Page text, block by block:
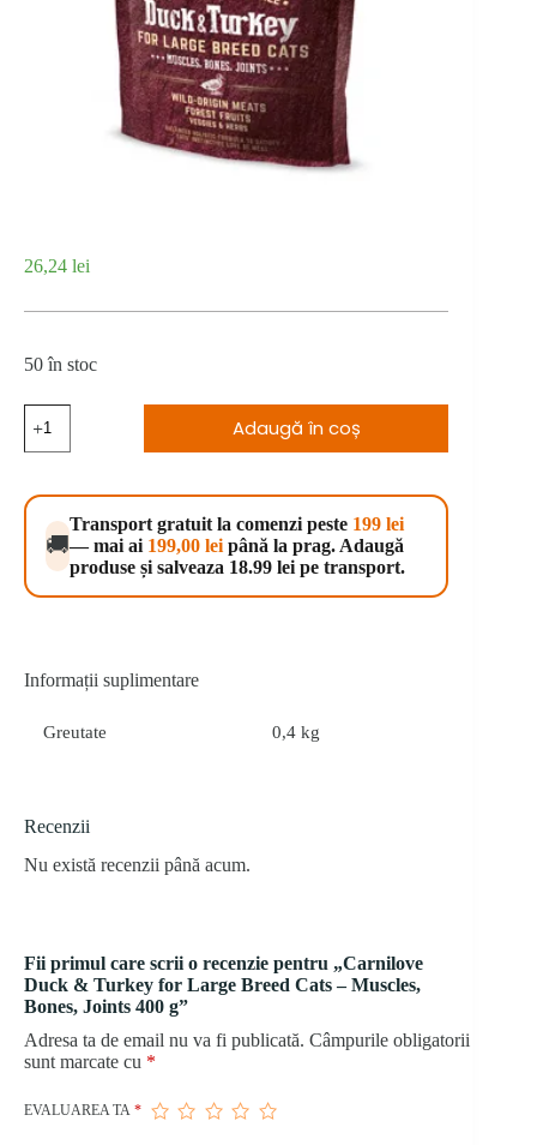
26,24 lei
50 în stoc
Carnilove
Duck
Turkey
for
Large
Breed
Cats
-
400
Adaugă în coș
🚚
Transport gratuit la comenzi peste 199 lei
— mai ai 199,00 lei până la prag. Adaugă
produse și salveaza 18.99 lei pe transport.
Informații suplimentare
Greutate 0,4 kg
Recenzii
Nu există recenzii până acum.
Fii primul care scrii o recenzie pentru „Carnilove
Duck & Turkey for Large Breed Cats – Muscles,
Bones, Joints 400 g”
Adresa ta de email nu va fi publicată. Câmpurile obligatorii
sunt marcate cu *
EVALUAREA TA *